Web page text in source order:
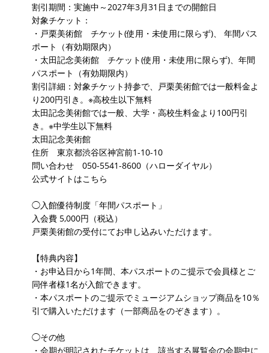
割引期間：実施中～2027年3月31日までの開館日
対象チケット：
・戸栗美術館 チケット(使用・未使用に限らず)、 年間パス
ポート（有効期限内）
・太田記念美術館 チケット(使用・未使用に限らず)、年間
パスポート（有効期限内）
割引詳細：対象チケット持参で、戸栗美術館では一般料金よ
り200円引き。※高校生以下無料
太田記念美術館では一般、大学・高校生料金より100円引
き。※中学生以下無料
太田記念美術館
住所 東京都渋谷区神宮前1-10-10
問い合わせ 050-5541-8600（ハローダイヤル）
公式サイトはこちら
◯入館優待制度「年間パスポート」
入会費 5,000円（税込）
戸栗美術館の受付にてお申し込みいただけます。
【特典内容】
・お申込日から1年間、本パスポートのご提示で会員様とご
同伴者様1名が入館できます。
・本パスポートのご提示でミュージアムショップ商品を10％
引で購入いただけます（一部商品をのぞきます）。
◯その他
・会期が明記されたチケットは、該当する展覧会の会期中に